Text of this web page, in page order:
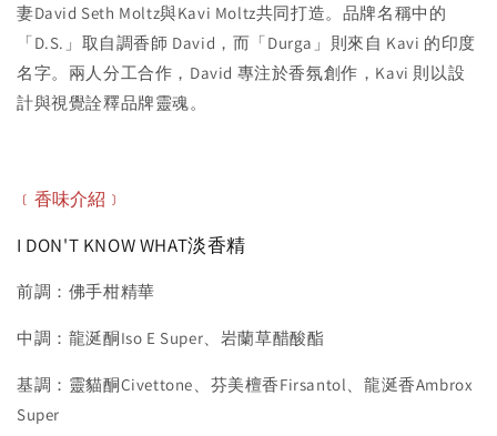
妻David Seth Moltz與Kavi Moltz共同打造。品牌名稱中的
「D.S.」取自調香師 David，而「Durga」則來自 Kavi 的印度
名字。兩人分工合作，David 專注於香氛創作，Kavi 則以設
計與視覺詮釋品牌靈魂。
﹝香味介紹 ﹞
I DON'T KNOW WHAT淡香精
前調：佛手柑精華
中調：龍涎酮Iso E Super、岩蘭草醋酸酯
基調：靈貓酮Civettone、芬美檀香Firsantol、龍涎香Ambrox
Super